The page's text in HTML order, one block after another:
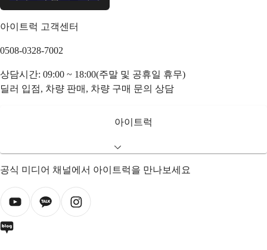
아이트럭 고객센터
0508-0328-7002
상담시간: 09:00 ~ 18:00(주말 및 공휴일 휴무)
딜러 입점, 차량 판매, 차량 구매 문의 상담
아이트럭
공식 미디어 채널에서 아이트럭을 만나보세요